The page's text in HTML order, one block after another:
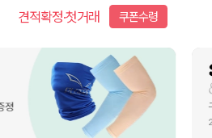
견적확정·첫거래 쿠폰수령